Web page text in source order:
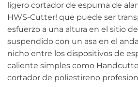
ligero cortador de espuma de
HWS-Cutter! que puede ser
esfuerzo a una altura en el sitio
suspendido con un asa en el
nicho entre los dispositivos de
caliente simples como
cortador de poliestireno